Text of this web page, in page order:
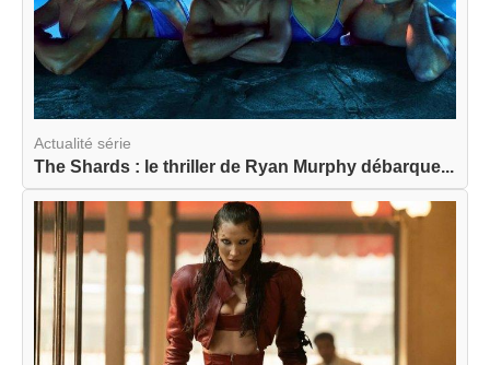
Actualité série
The Shards : le thriller de Ryan Murphy débarque...